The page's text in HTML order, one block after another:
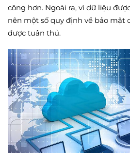
công hơn. Ngoài ra, vì dữ liệu
nên một số quy định về bảo mật
được tuân thủ.